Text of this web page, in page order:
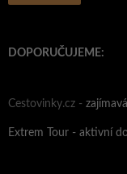
DOPORUČUJEME:
Cestovinky.cz -
Extrem Tour - aktivní